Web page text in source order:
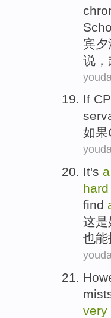
宾夕
说
If
如果
It's a
hard
find
这是
也能
very